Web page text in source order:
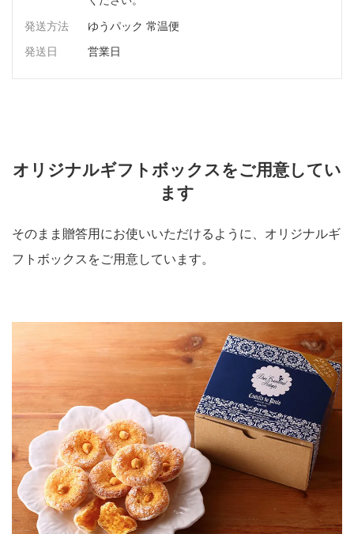
発送方法 ゆうパック 常温便
発送日 営業日
オリジナルギフトボックスをご用意してい
ます
そのまま贈答用にお使いいただけるように、オリジナルギ
フトボックスをご用意しています。